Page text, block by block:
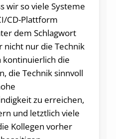
wir so viele Systeme
CD-Plattform
dem Schlagwort
nicht nur die Technik
kontinuierlich die
die Technik sinnvoll
zu erreichen,
und letztlich viele
Kollegen vorher